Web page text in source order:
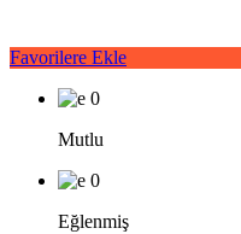
Favorilere Ekle
0
Mutlu
0
Eğlenmiş